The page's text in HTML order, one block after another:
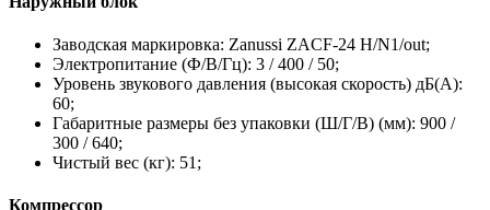
Заводская маркировка: Zanussi ZACF-24 H/N1/out;
Электропитание (Ф/В/Гц): 3 / 400 / 50;
Уровень звукового давления (высокая скорость) дБ(А):
60;
Габаритные размеры без упаковки (Ш/Г/В) (мм): 900 /
300 / 640;
Чистый вес (кг): 51;
Компрессор